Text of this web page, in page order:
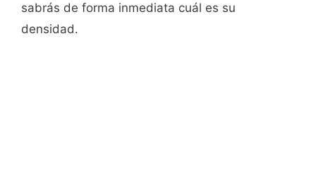
sabrás de forma inmediata cuál es su
densidad.